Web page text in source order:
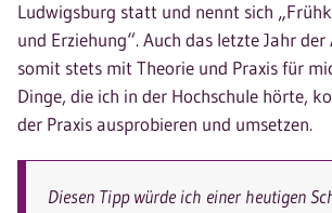
Ludwigsburg statt und nennt sich
und Erziehung“. Auch das letzte Jahr
somit stets mit Theorie und Praxis für
Dinge, die ich in der Hochschule hörte,
der Praxis ausprobieren und umsetzen.
Diesen Tipp würde ich einer heutigen